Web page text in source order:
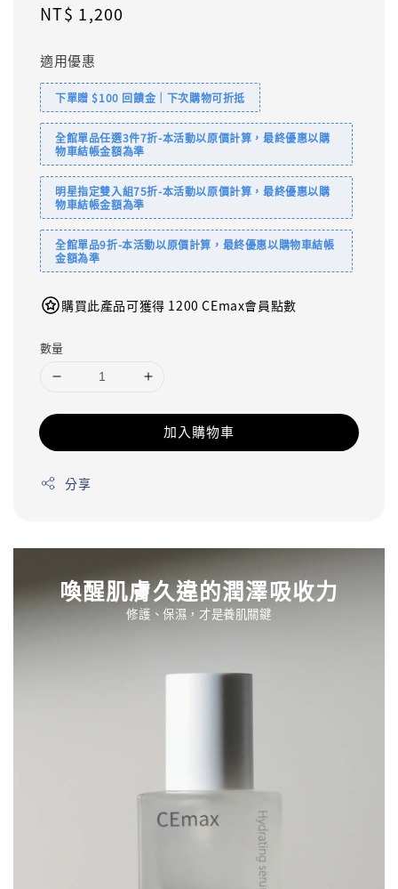
Regular
NT$ 1,200
適用優惠
下單贈 $100 回饋金｜下次購物可折抵
全館單品任選3件7折-本活動以原價計算，最終優惠以購
物車結帳金額為準
明星指定雙入組75折-本活動以原價計算，最終優惠以購
物車結帳金額為準
全館單品9折-本活動以原價計算，最終優惠以購物車結帳
金額為準
購買此產品可獲得 1200 CEmax會員點數
數量
加入購物車
分享
喚醒肌膚久違的潤澤吸收力
修護、保濕，才是養肌關鍵